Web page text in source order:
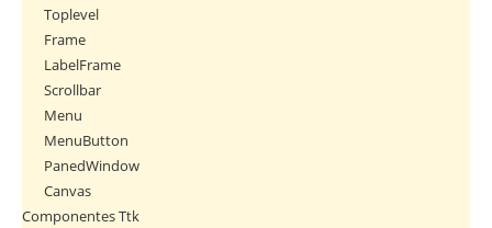
Toplevel
Frame
LabelFrame
Scrollbar
Menu
MenuButton
PanedWindow
Canvas
Componentes Ttk